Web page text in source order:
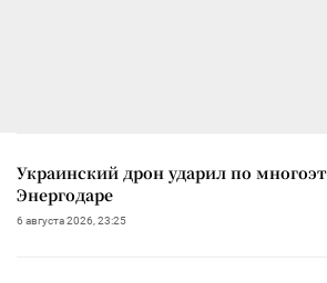
Украинский дрон ударил по
Энергодаре
6 августа 2026, 23:25